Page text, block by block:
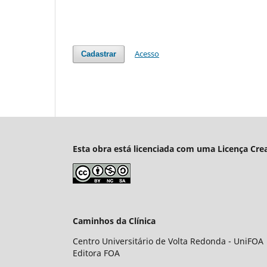
Cadastrar Acesso
Esta obra está licenciada com uma Licença
Caminhos da Clínica
Centro Universitário de Volta Redonda - UniFOA
Editora FOA